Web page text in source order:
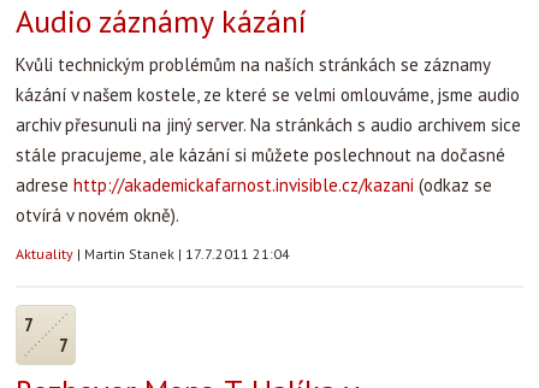
Audio záznámy kázání
Kvůli technickým problémům na naších stránkách se záznamy
kázání v našem kostele, ze které se velmi omlouváme, jsme audio
archiv přesunuli na jiný server. Na stránkách s audio archivem sice
stále pracujeme, ale kázání si můžete poslechnout na dočasné
adrese http://akademickafarnost.invisible.cz/kazani (odkaz se
otvírá v novém okně).
Aktuality | Martin Stanek | 17.7.2011 21:04
7
7